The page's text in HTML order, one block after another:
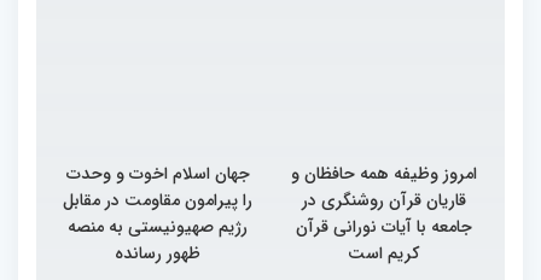
امروز وظیفه همه حافظان و
قاریان قرآن روشنگری در
جامعه با آیات نورانی قرآن
کریم است
جهان اسلام اخوت و وحدت
را پیرامون مقاومت در مقابل
رژیم صهیونیستی به منصه
ظهور رسانده